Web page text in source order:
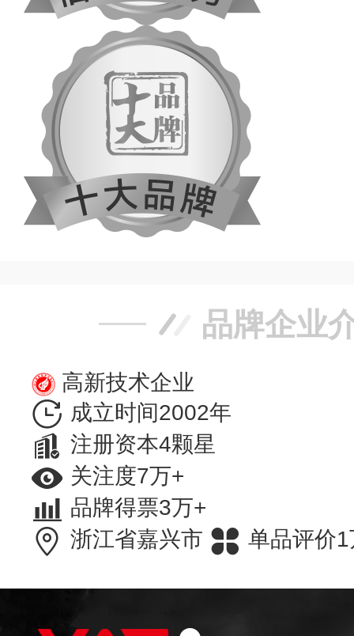
品牌企业
高新技术企业
成立时间2002年
注册资本4颗星
关注度7万+
品牌得票3万+
浙江省嘉兴市
单品评价1